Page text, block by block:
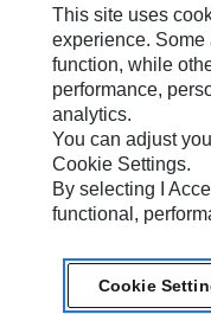
Le Mie Preferenze Di
Mappa Del Sito
Cookie Settings
Informazioni Legali
Tutela Della Privacy
Europe - Italian© 2026
This site uses
experience. Some
function, while
performance,
analytics.
You can adjust
Cookie Settings.
By selecting I
functional,
Cookie